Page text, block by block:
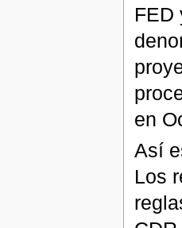
FED
en
Así
Los